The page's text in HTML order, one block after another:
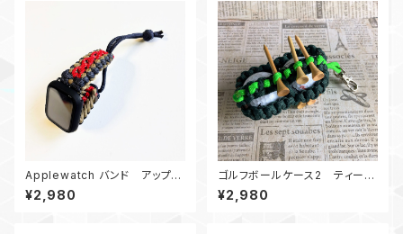
Applewatch バンド アップル
ウォッチバンド44_パラコード_エ
ンドレス滝_ネイビー
¥2,980
ゴルフボールケース2 ティーホ
ルダー SGHG
¥2,980